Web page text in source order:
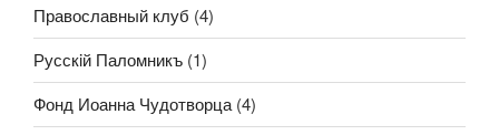
Православный клуб (4)
Русскiй Паломникъ (1)
Фонд Иоанна Чудотворца(4)